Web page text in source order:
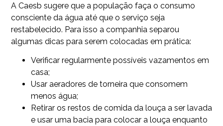
A Caesb sugere que a população faça o consumo
consciente da água até que o serviço seja
restabelecido. Para isso a companhia separou
algumas dicas para serem colocadas em prática:
Verificar regularmente possíveis vazamentos em
casa;
Usar aeradores de torneira que consomem
menos água;
Retirar os restos de comida da louça a ser lavada
e usar uma bacia para colocar a louça enquanto